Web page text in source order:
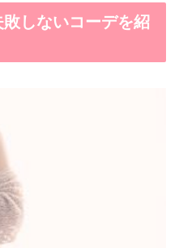
しないコーデを紹